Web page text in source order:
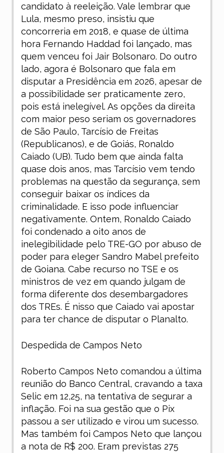
candidato à reeleição. Vale lembrar que
Lula, mesmo preso, insistiu que
concorreria em 2018, e quase de última
hora Fernando Haddad foi lançado, mas
quem venceu foi Jair Bolsonaro. Do outro
lado, agora é Bolsonaro que fala em
disputar a Presidência em 2026, apesar de
a possibilidade ser praticamente zero,
pois está inelegível. As opções da direita
com maior peso seriam os governadores
de São Paulo, Tarcísio de Freitas
(Republicanos), e de Goiás, Ronaldo
Caiado (UB). Tudo bem que ainda falta
quase dois anos, mas Tarcísio vem tendo
problemas na questão da segurança, sem
conseguir baixar os índices da
criminalidade. E isso pode influenciar
negativamente. Ontem, Ronaldo Caiado
foi condenado a oito anos de
inelegibilidade pelo TRE-GO por abuso de
poder para eleger Sandro Mabel prefeito
de Goiana. Cabe recurso no TSE e os
ministros de vez em quando julgam de
forma diferente dos desembargadores
dos TREs. É nisso que Caiado vai apostar
para ter chance de disputar o Planalto.
Despedida de Campos Neto
Roberto Campos Neto comandou a última
reunião do Banco Central, cravando a taxa
Selic em 12,25, na tentativa de segurar a
inflação. Foi na sua gestão que o Pix
passou a ser utilizado e virou um sucesso.
Mas também foi Campos Neto que lançou
a nota de R$ 200. Eram previstas 275